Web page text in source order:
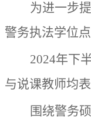
为进一步
警务执法学位
2024年下
与说课教师均
围绕警务